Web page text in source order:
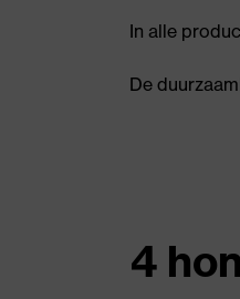
In alle
De
4